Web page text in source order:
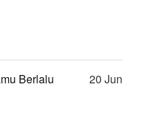
Berlalu 20 Jun